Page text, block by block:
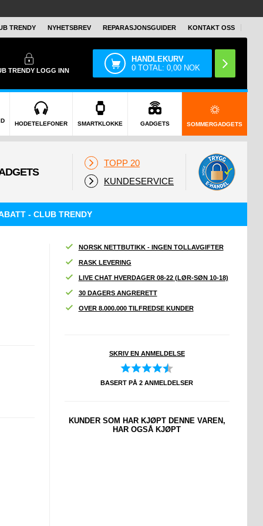
TRENDY NYHETSBREV REPARASJONSGUIDER KONTAKT OSS
TRENDYLOGG INN
HANDLEKURV
0 TOTAL:0,00 NOK
HODETELEFONER SMARTKLOKKE GADGETS SOMMERGADGETS
TOPP 20
KUNDESERVICE
- CLUB TRENDY
NORSK NETTBUTIKK - INGEN TOLLAVGIFTER
RASK LEVERING
LIVE CHAT HVERDAGER 08-22 (LØR-SØN 10-18)
30 DAGERS ANGRERETT
OVER 8.000.000 TILFREDSE KUNDER
SKRIV EN ANMELDELSE
BASERT PÅ2 ANMELDELSER
KUNDER SOM HAR KJØPT DENNE VAREN,
HAR OGSÅ KJØPT